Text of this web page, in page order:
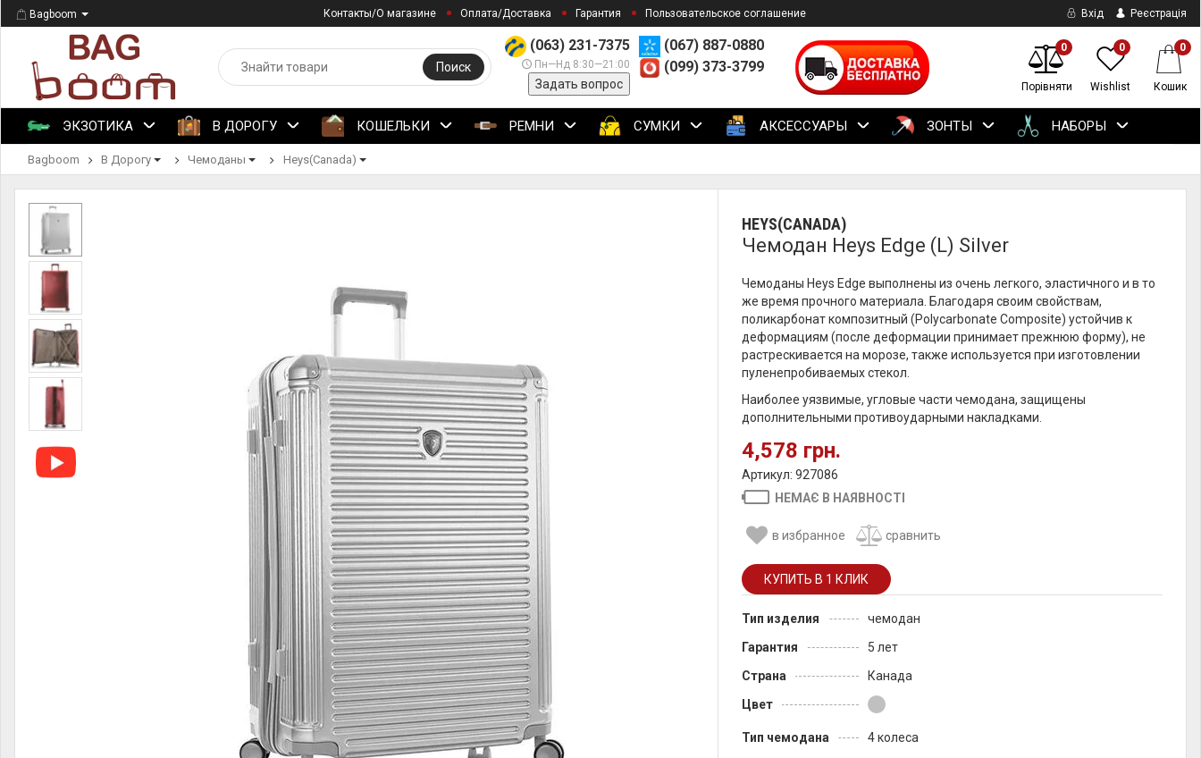
Bagboom Контакты/О магазине Оплата/Доставка Гарантия Пользовательское соглашение Вхід Реєстрація
(063) 231-7375
Пн—Нд 8:30—21:00
Задать вопрос
(067) 887-0880
(099) 373-3799
Поиск
0
Порівняти
0
Wishlist
0
Кошик
ЭКЗОТИКА В ДОРОГУ КОШЕЛЬКИ РЕМНИ СУМКИ АКСЕССУАРЫ ЗОНТЫ НАБОРЫ
Bagboom В Дорогу Чемоданы Heys(Canada)
HEYS(CANADA)
Чемодан Heys Edge (L) Silver
Чемоданы Heys Edge выполнены из очень легкого, эластичного и в то
же время прочного материала. Благодаря своим свойствам,
поликарбонат композитный (Polycarbonate Composite) устойчив к
деформациям (после деформации принимает прежнюю форму), не
растрескивается на морозе, также используется при изготовлении
пуленепробиваемых стекол.
Наиболее уязвимые, угловые части чемодана, защищены
дополнительными противоударными накладками.
4,578 грн.
Артикул: 927086
НЕМАЄ В НАЯВНОСТІ
в избранное сравнить
Тип изделия
чемодан
Гарантия
5 лет
Страна
Канада
Цвет
Тип чемодана
4 колеса